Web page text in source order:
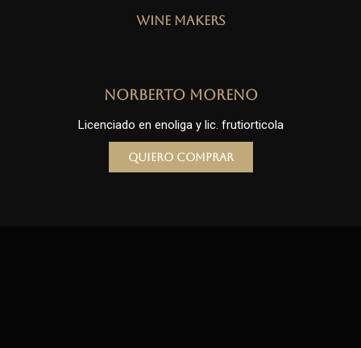
Wine Makers
Norberto Moreno
Licenciado en enoliga y lic. frutiorticola
Quiero comprar